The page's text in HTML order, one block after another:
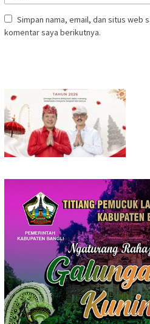
Simpan nama, email, dan situs web
komentar saya berikutnya.